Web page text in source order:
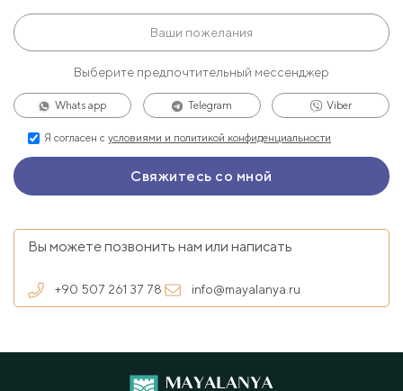
Выберите предпочтительный мессенджер
Whats app Telegram Viber
Я согласен с условиями и политикой конфиденциальности
Вы можете позвонить нам или написать
+90 507 261 37 78 info@mayalanya.ru